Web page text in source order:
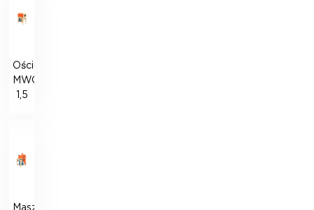
Ościołamacz
MWO-
1,5
Maszyna